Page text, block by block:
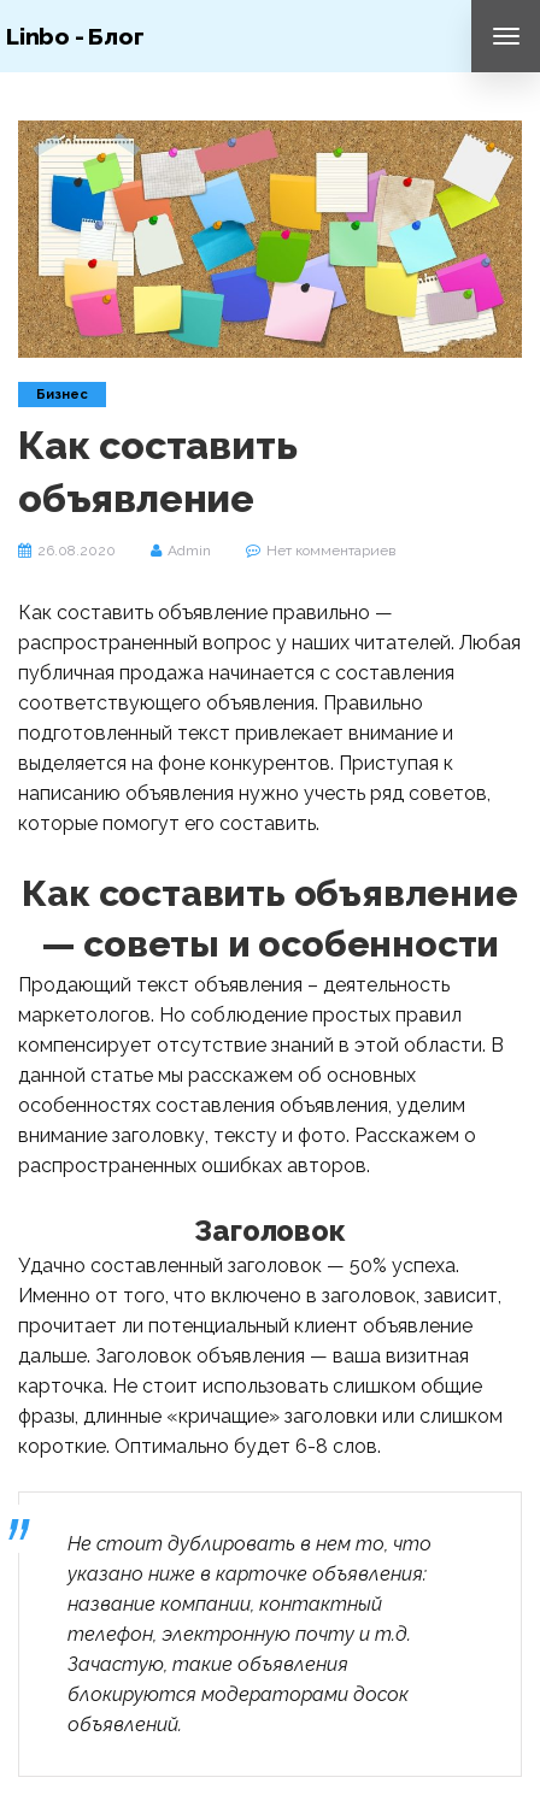
Linbo - Блог
Бизнес
Как составить
объявление
26.08.2020 Admin Нет комментариев
Как составить объявление правильно —
распространенный вопрос у наших читателей. Любая
публичная продажа начинается с составления
соответствующего объявления. Правильно
подготовленный текст привлекает внимание и
выделяется на фоне конкурентов. Приступая к
написанию объявления нужно учесть ряд советов,
которые помогут его составить.
Как составить объявление
— советы и особенности
Продающий текст объявления – деятельность
маркетологов. Но соблюдение простых правил
компенсирует отсутствие знаний в этой области. В
данной статье мы расскажем об основных
особенностях составления объявления, уделим
внимание заголовку, тексту и фото. Расскажем о
распространенных ошибках авторов.
Заголовок
Удачно составленный заголовок — 50% успеха.
Именно от того, что включено в заголовок, зависит,
прочитает ли потенциальный клиент объявление
дальше. Заголовок объявления — ваша визитная
карточка. Не стоит использовать слишком общие
фразы, длинные «кричащие» заголовки или слишком
короткие. Оптимально будет 6-8 слов.
Не стоит дублировать в нем то, что
указано ниже в карточке объявления:
название компании, контактный
телефон, электронную почту и т.д.
Зачастую, такие объявления
блокируются модераторами досок
объявлений.